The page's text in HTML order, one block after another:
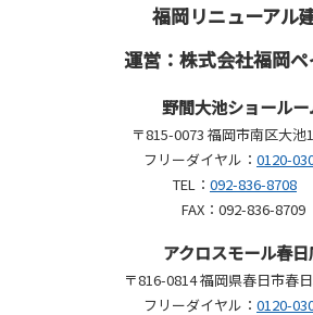
福岡リニューアル
運営：株式会社福岡
野間大池ショールー
〒815-0073 福岡市南区大池
フリーダイヤル： 0120-
TEL： 092-836-8708
FAX：092-836-8709
アクロスモール春日
〒816-0814 福岡県春日市春
フリーダイヤル： 0120-